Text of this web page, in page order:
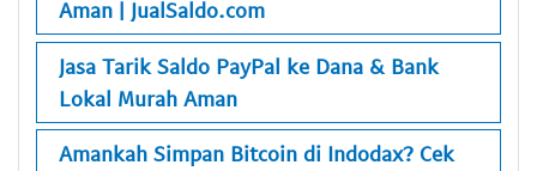
Aman | JualSaldo.com
Jasa Tarik Saldo PayPal ke Dana & Bank
Lokal Murah Aman
Amankah Simpan Bitcoin di Indodax? Cek